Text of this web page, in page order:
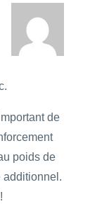
de
poids de
additionnel.